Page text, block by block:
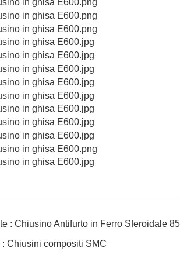
: Chiusino Antifurto in Ferro Sferoidale
: Chiusini compositi SMC